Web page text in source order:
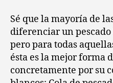
Sé que la mayoría de
diferenciar un
pero para todas
ésta es la mejor forma
concretamente por su